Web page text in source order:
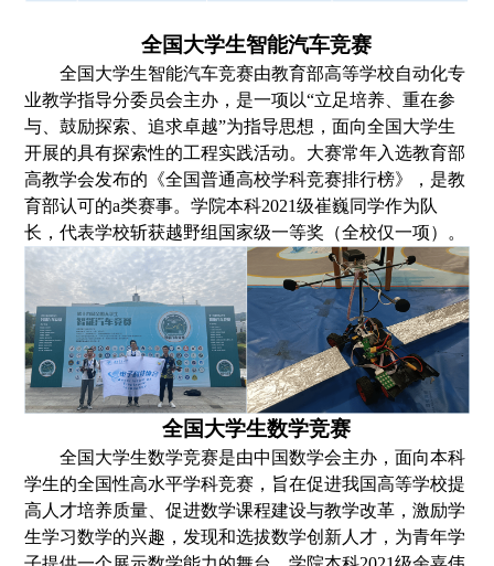
全国大学生智能汽车竞赛
全国大学生智能汽车竞赛由教育部高等学校自动化专
业教学指导分委员会主办 ， 是一项以“立足培养、重在参
与、鼓励探索、追求卓越”为指导思想，面向全国大学生
开展的具有探索性的工程实践活动。大赛常年入选教育部
高教学会发布的《全国普通高校学科竞赛排行榜》，是教
育部认可的a类赛事。学院本科2021级崔巍同学作为队
长，代表学校斩获越野组国家级一等奖（全校仅一项）。
全国大学生数学竞赛
全国大学生数学竞赛是由中国数学会主办，面向本科
学生的全国性高水平学科竞赛，旨在促进我国高等学校提
高人才培养质量、促进数学课程建设与教学改革，激励学
生学习数学的兴趣，发现和选拔数学创新人才，为青年学